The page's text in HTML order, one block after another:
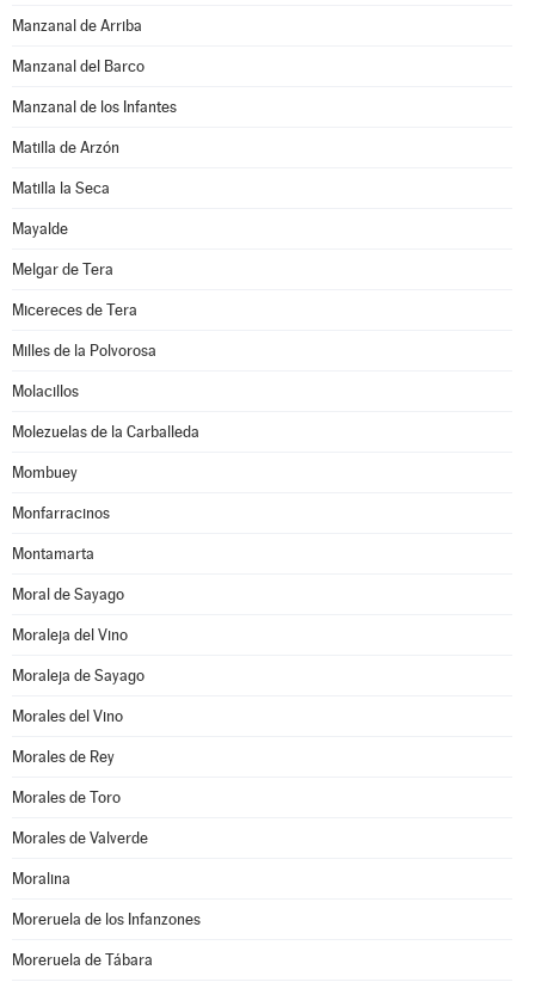
Manzanal de Arriba
Manzanal del Barco
Manzanal de los Infantes
Matilla de Arzón
Matilla la Seca
Mayalde
Melgar de Tera
Micereces de Tera
Milles de la Polvorosa
Molacillos
Molezuelas de la Carballeda
Mombuey
Monfarracinos
Montamarta
Moral de Sayago
Moraleja del Vino
Moraleja de Sayago
Morales del Vino
Morales de Rey
Morales de Toro
Morales de Valverde
Moralina
Moreruela de los Infanzones
Moreruela de Tábara